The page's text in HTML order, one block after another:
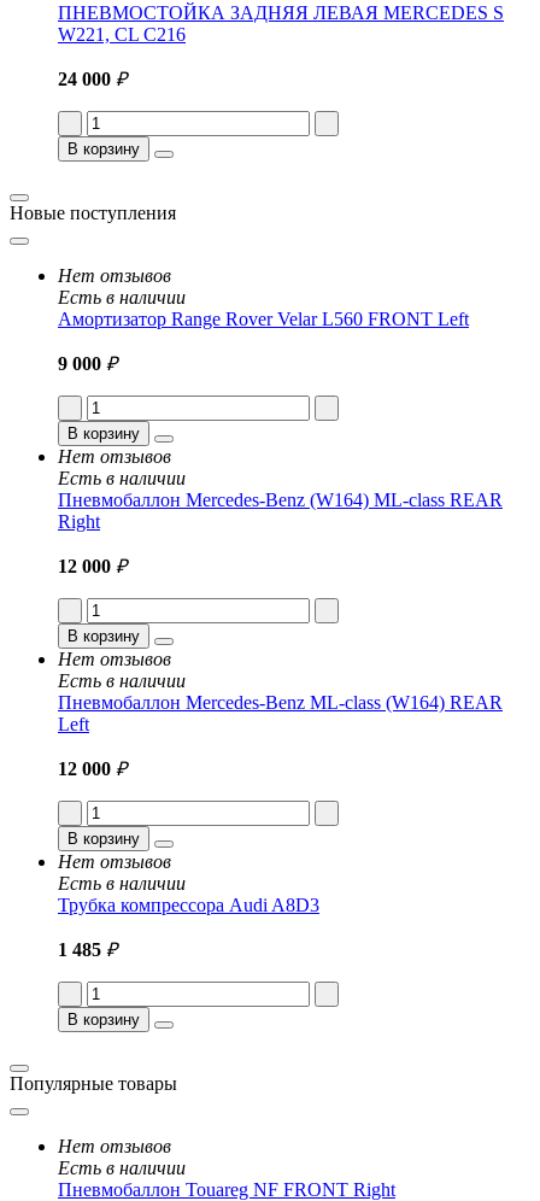
ПНЕВМОСТОЙКА ЗАДНЯЯ ЛЕВАЯ MERCEDES S
W221, CL C216
24 000 ₽
В корзину
Новые поступления
Нет отзывов
Есть в наличии
Амортизатор Range Rover Velar L560 FRONT Left
9 000 ₽
В корзину
Нет отзывов
Есть в наличии
Пневмобаллон Mercedes-Benz (W164) ML-class REAR
Right
12 000 ₽
В корзину
Нет отзывов
Есть в наличии
Пневмобаллон Mercedes-Benz ML-class (W164) REAR
Left
12 000 ₽
В корзину
Нет отзывов
Есть в наличии
Трубка компрессора Audi A8D3
1 485 ₽
В корзину
Популярные товары
Нет отзывов
Есть в наличии
Пневмобаллон Touareg NF FRONT Right